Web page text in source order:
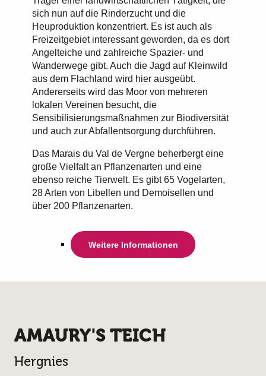
sich nun auf die Rinderzucht und die
Heuproduktion konzentriert. Es ist auch als
Freizeitgebiet interessant geworden, da es dort
Angelteiche und zahlreiche Spazier- und
Wanderwege gibt. Auch die Jagd auf Kleinwild
aus dem Flachland wird hier ausgeübt.
Andererseits wird das Moor von mehreren
lokalen Vereinen besucht, die
Sensibilisierungsmaßnahmen zur Biodiversität
und auch zur Abfallentsorgung durchführen.
Das Marais du Val de Vergne beherbergt eine
große Vielfalt an Pflanzenarten und eine
ebenso reiche Tierwelt. Es gibt 65 Vogelarten,
28 Arten von Libellen und Demoisellen und
über 200 Pflanzenarten.
Weitere Informationen
AMAURY'S TEICH
Hergnies